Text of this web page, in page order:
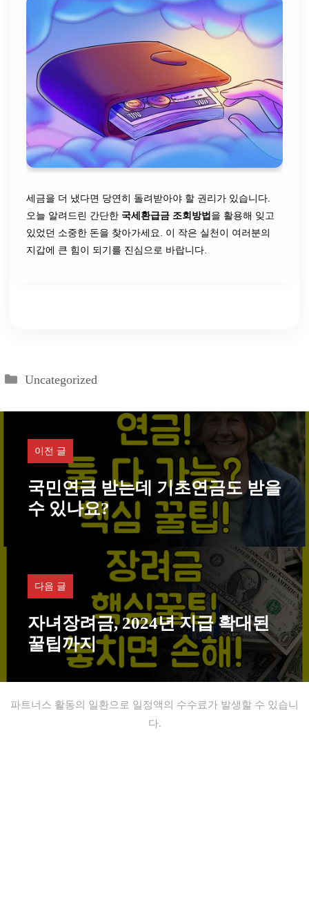
세금을 더 냈다면 당연히 돌려받아야 할 권리가 있습니다.
오늘 알려드린 간단한 국세환급금 조회방법 을 활용해 잊고
있었던 소중한 돈을 찾아가세요. 이 작은 실천이 여러분의
지갑에 큰 힘이 되기를 진심으로 바랍니다.
카
고
Uncategorized
이전 글
국민연금 받는데 기초연금도 받을
수 있나요?
다음 글
자녀장려금, 2024년 지급 확대된
꿀팁까지
파트너스 활동의 일환으로 일정액의 수수료가 발생할 수 있습니
다.